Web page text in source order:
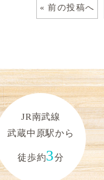
« 前の投稿へ
JR南武線
武蔵中原駅から
徒歩約3分